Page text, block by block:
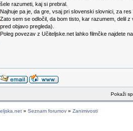
šele razumeti, kaj si prebral.
Najhuje pa je, da gre, vsaj pri slovenski slovnici, za
Zato sem se odločil, da bom tisto, kar razumem, delil
pred objavo pregleda).
Poleg povezav z Učiteljske.net lahko filmčke najdete
Pokaži
» Seznam forumov » Zanimivosti